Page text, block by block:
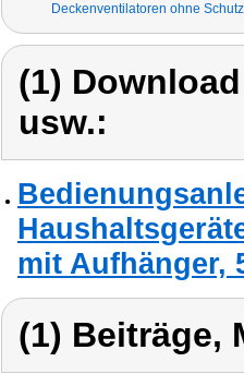
Deckenventilatoren ohne
(1)
usw.:
mit Aufhänger,
(1) Beiträge,